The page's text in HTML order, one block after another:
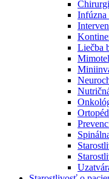
Nefrologické
V nefrologických
a prípravu
obličiek. Zvoľte si
Infúzna
Liečba